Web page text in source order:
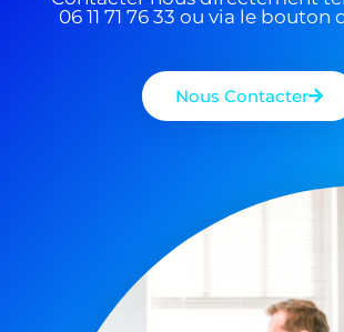
06 11 71 76 33 ou via le bouton
Nous Contacter